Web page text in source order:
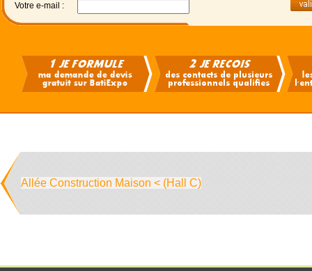
Votre e-mail :
Allée Construction Maison < (Hall C)